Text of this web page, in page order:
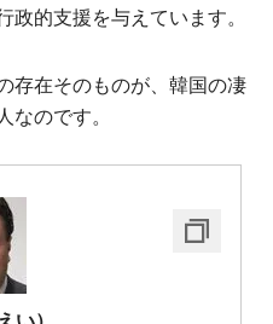
政的支援を与えています。
存在そのものが、韓国の凄
なのです。